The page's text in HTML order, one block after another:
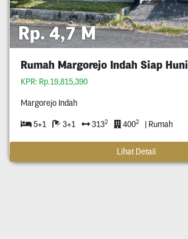
Rp. 4,7 M
Rumah Margorejo Indah Siap Huni
KPR: Rp.19,815,390
Margorejo Indah
5+1 3+1 3132 4002 | Rumah
Lihat Detail